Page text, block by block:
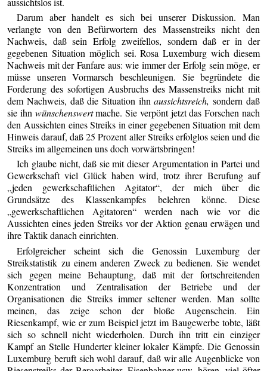
Darum aber handelt es sich bei unserer Diskussion. Man
verlangte von den Befürwortern des Massenstreiks nicht den
Nachweis, daß sein Erfolg zweifellos, sondern daß er in der
gegebenen Situation möglich sei. Rosa Luxemburg wich diesem
Nachweis mit der Fanfare aus: wie immer der Erfolg sein möge, er
müsse unseren Vormarsch beschleunigen. Sie begründete die
Forderung des sofortigen Ausbruchs des Massenstreiks nicht mit
dem Nachweis, daß die Situation ihnaussichtsreich, sondern daß
sie ihn wünschenswertmache. Sie verpönt jetzt das Forschen nach
den Aussichten eines Streiks in einer gegebenen Situation mit dem
Hinweis darauf, daß 25 Prozent aller Streiks erfolglos seien und die
Streiks im allgemeinen uns doch vorwärtsbringen!
Ich glaube nicht, daß sie mit dieser Argumentation in Partei und
Gewerkschaft viel Glück haben wird, trotz ihrer Berufung auf
„jeden gewerkschaftlichen Agitator“, der mich über die
Grundsätze des Klassenkampfes belehren könne. Diese
„gewerkschaftlichen Agitatoren“ werden nach wie vor die
Aussichten eines jeden Streiks vor der Aktion genau erwägen und
ihre Taktik danach einrichten.
Erfolgreicher scheint sich die Genossin Luxemburg der
Streikstatistik zu einem anderen Zweck zu bedienen. Sie wendet
sich gegen meine Behauptung, daß mit der fortschreitenden
Konzentration und Zentralisation der Betriebe und der
Organisationen die Streiks immer seltener werden. Man sollte
meinen, das zeige schon der bloße Augenschein. Ein
Riesenkampf, wie er zum Beispiel jetzt im Baugewerbe tobte, läßt
sich so schnell nicht wiederholen. Durch ihn tritt ein einziger
Kampf an Stelle Hunderter kleiner lokaler Kämpfe. Die Genossin
Luxemburg beruft sich wohl darauf, daß wir alle Augenblicke von